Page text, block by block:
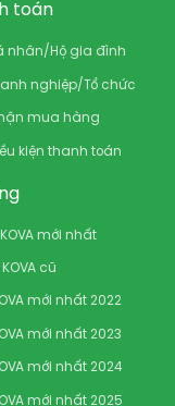
toán
nhân/Hộ gia đình
nghiệp/Tổ chức
mua hàng
kiện thanh toán
mới nhất
cũ
mới nhất 2022
mới nhất 2023
mới nhất 2024
mới nhất 2025